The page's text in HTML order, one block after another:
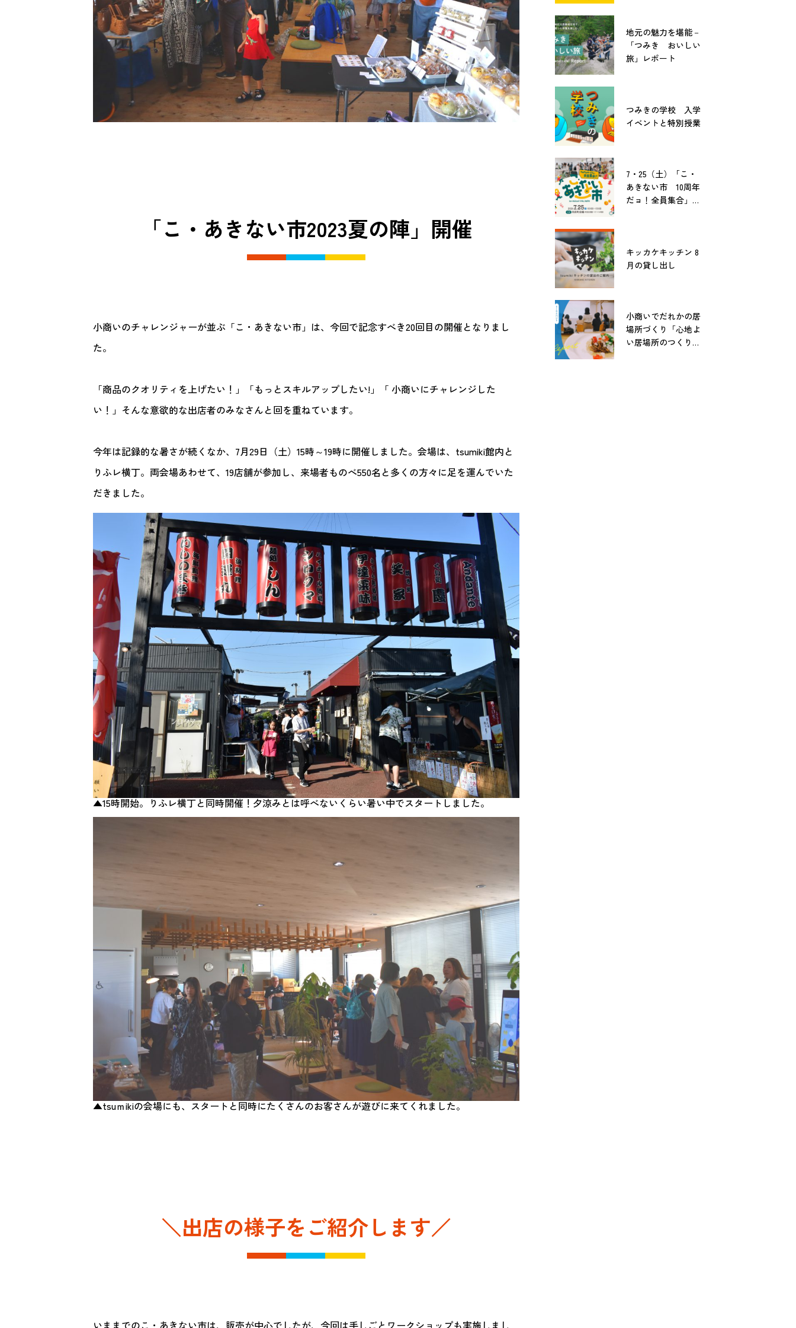
「こ・あきない市2023夏の陣」開催
小商いのチャレンジャーが並ぶ「こ・あきない市」は、今回で記念すべき20回目の開催となりまし
た。
「商品のクオリティを上げたい！」「もっとスキルアップしたい!」「 小商いにチャレンジした
い！」そんな意欲的な出店者のみなさんと回を重ねています。
今年は記録的な暑さが続くなか、7月29日（土）15時～19時に開催しました。会場は、tsumiki館内と
りふレ横丁。両会場あわせて、19店舗が参加し、来場者ものべ550名と多くの方々に足を運んでいた
だきました。
▲15時開始。りふレ横丁と同時開催！夕涼みとは呼べないくらい暑い中でスタートしました。
▲tsuｍikiの会場にも、スタートと同時にたくさんのお客さんが遊びに来てくれました。
＼出店の様子をご紹介します／
いままでのこ・あきない市は、販売が中心でしたが、今回は手しごとワークショップも実施しまし
地元の魅力を堪能－
「つみき おいしい
旅」レポート
つみきの学校 入学
イベントと特別授業
7・25（土）「こ・
あきない市 10周年
だョ！全員集合」開
キッカケキッチン 8
月の貸し出し
小商いでだれかの居
場所づくり「心地よ
い居場所のつくりか